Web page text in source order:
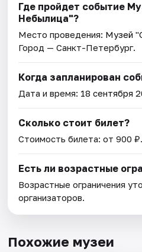
Где пройдет событие
Небылица"?
Место проведения: Музей
Город — Санкт-Петербург.
Когда запланирован
Дата и время: 18 сентября
Сколько стоит билет?
Стоимость билета: от 900 ₽.
Есть ли возрастные
Возрастные ограничения
организаторов.
Похожие музеи